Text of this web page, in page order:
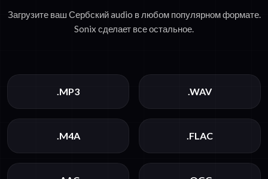
Загрузите ваш Сербский audio в любом популярном формате.
Sonix сделает все остальное.
.MP3 .WAV
.M4A .FLAC